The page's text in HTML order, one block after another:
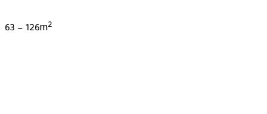
63 - 126m2